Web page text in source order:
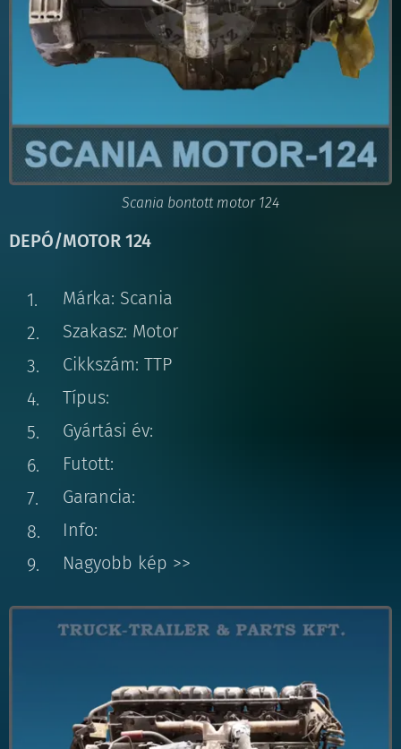
Scania bontott motor 124
DEPÓ/MOTOR 124
Márka: Scania
Szakasz: Motor
Cikkszám: TTP
Típus:
Gyártási év:
Futott:
Garancia:
Info:
Nagyobb kép >>